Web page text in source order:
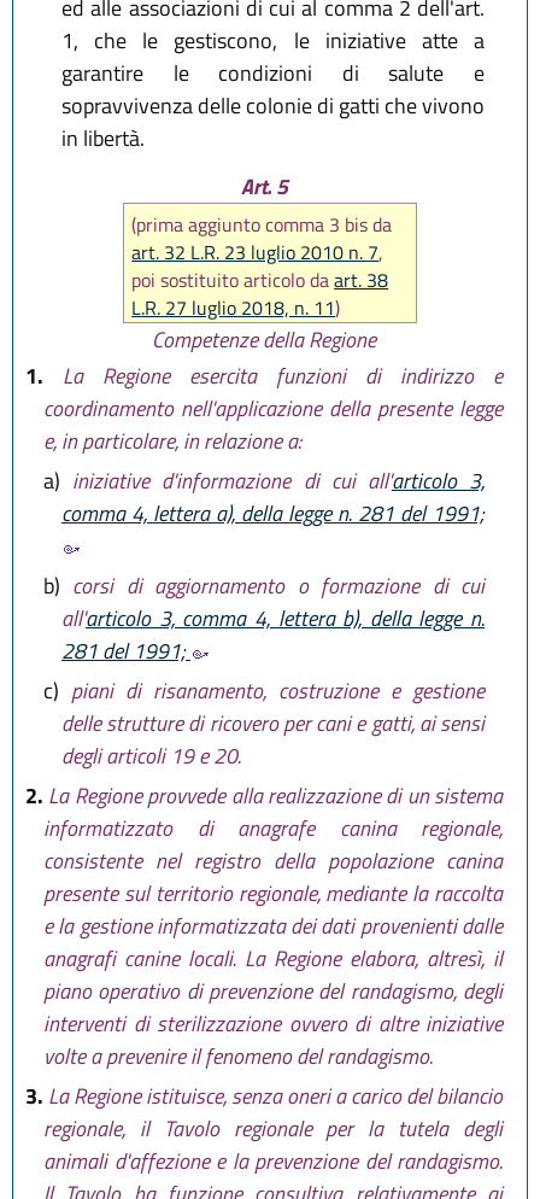
ed alle associazioni di cui al comma 2 dell'art.
1, che le gestiscono, le iniziative atte a
garantire le condizioni di salute e
sopravvivenza delle colonie di gatti che vivono
in libertà.
Art. 5
(prima aggiunto comma 3 bis da
art. 32 L.R. 23 luglio 2010 n. 7,
poi sostituito articolo daart. 38
L.R. 27 luglio 2018, n. 11)
Competenze della Regione
1.
La Regione esercita funzioni di indirizzo e
coordinamento nell'applicazione della presente legge
e, in particolare, in relazione a:
a) iniziative d'informazione di cui all'articolo 3,
comma 4, lettera a), della legge n. 281 del 1991;
b) corsi di aggiornamento o formazione di cui
all'articolo 3, comma 4, lettera b), della legge n.
281 del 1991;
c) piani di risanamento, costruzione e gestione
delle strutture di ricovero per cani e gatti, ai sensi
degli articoli 19 e 20.
2. La Regione provvede alla realizzazione di un sistema
informatizzato di anagrafe canina regionale,
consistente nel registro della popolazione canina
presente sul territorio regionale, mediante la raccolta
e la gestione informatizzata dei dati provenienti dalle
anagrafi canine locali. La Regione elabora, altresì, il
piano operativo di prevenzione del randagismo, degli
interventi di sterilizzazione ovvero di altre iniziative
volte a prevenire il fenomeno del randagismo.
3. La Regione istituisce, senza oneri a carico del bilancio
regionale, il Tavolo regionale per la tutela degli
animali d'affezione e la prevenzione del randagismo.